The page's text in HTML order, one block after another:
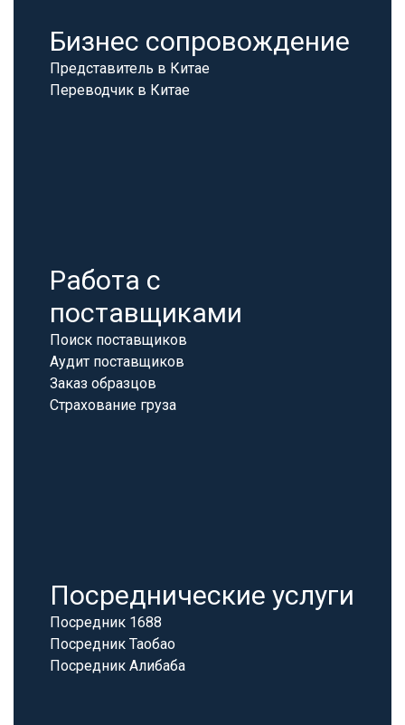
Бизнес сопровождение
Представитель в Китае
Переводчик в Китае
Работа с
поставщиками
Поиск поставщиков
Аудит поставщиков
Заказ образцов
Страхование груза
Посреднические услуги
Посредник 1688
Посредник Таобао
Посредник Алибаба